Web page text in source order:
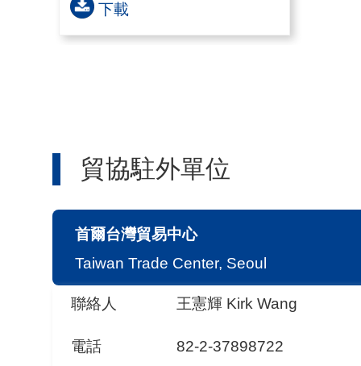
下載
貿協駐外單位
首爾台灣貿易中心
Taiwan Trade Center, Seoul
聯絡人 王憲輝 Kirk Wang
電話 82-2-37898722